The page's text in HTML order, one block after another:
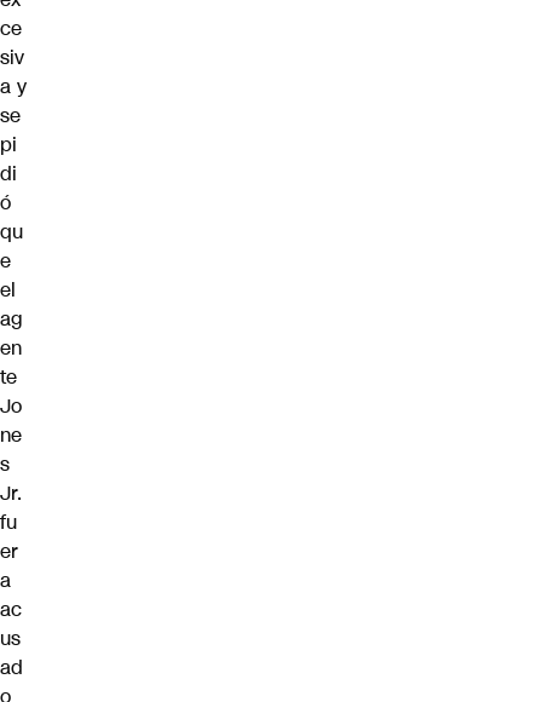
ce
siv
a y
se
pi
di
ó
qu
e
el
ag
en
te
Jo
ne
s
Jr.
fu
er
a
ac
us
ad